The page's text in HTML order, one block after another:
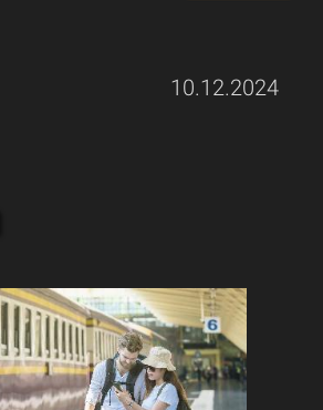
10.12.2024